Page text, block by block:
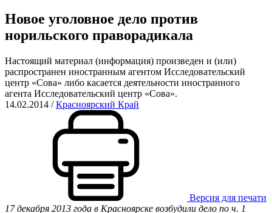
Новое уголовное дело против
норильского праворадикала
Настоящий материал (информация) произведен и (или)
распространен иностранным агентом Исследовательский
центр «Сова» либо касается деятельности иностранного
агента Исследовательский центр «Сова».
14.02.2014 /Красноярский Край
Версия для печати
17 декабря 2013 года в Красноярске возбудили дело по ч. 1